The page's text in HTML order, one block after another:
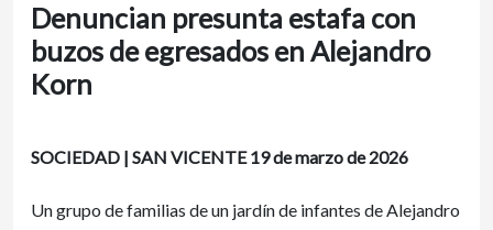
Denuncian presunta estafa con
buzos de egresados en Alejandro
Korn
SOCIEDAD | SAN VICENTE 19 de marzo de 2026
Un grupo de familias de un jardín de infantes de Alejandro